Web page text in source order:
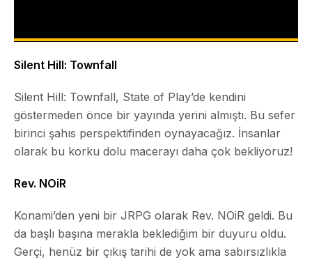
Silent Hill: Townfall
Silent Hill: Townfall, State of Play’de kendini
göstermeden önce bir yayında yerini almıştı. Bu sefer
birinci şahıs perspektifinden oynayacağız. İnsanlar
olarak bu korku dolu macerayı daha çok bekliyoruz!
Rev. NOiR
Konami’den yeni bir JRPG olarak Rev. NOiR geldi. Bu
da başlı başına merakla beklediğim bir duyuru oldu.
Gerçi, henüz bir çıkış tarihi de yok ama sabırsızlıkla